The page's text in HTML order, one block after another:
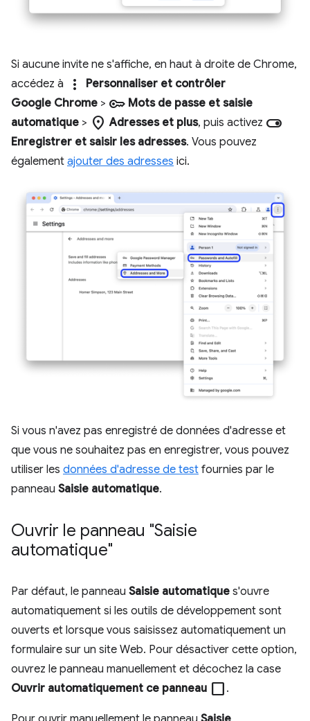
Si aucune invite ne s'affiche, en haut à droite de Chrome,
accédez à
more_vert
Personnaliser et contrôler
Google Chrome > key Mots de passe et saisie
automatique > location_on Adresses et plus, puis activez toggle_on
Enregistrer et saisir les adresses. Vous pouvez
également ajouter des adresses ici.
Si vous n'avez pas enregistré de données d'adresse et
que vous ne souhaitez pas en enregistrer, vous pouvez
utiliser les données d'adresse de test fournies par le
panneau Saisie automatique.
Ouvrir le panneau "Saisie
automatique"
Par défaut, le panneau Saisie automatique s'ouvre
automatiquement si les outils de développement sont
ouverts et lorsque vous saisissez automatiquement un
formulaire sur un site Web. Pour désactiver cette option,
ouvrez le panneau manuellement et décochez la case
Ouvrir automatiquement ce panneau check_box_outline_blank .